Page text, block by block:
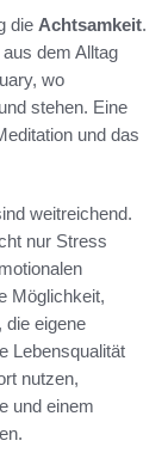
die Achtsamkeit.
dem Alltag
wo
stehen. Eine
und das
weitreichend.
nur Stress
Möglichkeit,
die eigene
Lebensqualität
nutzen,
und einem